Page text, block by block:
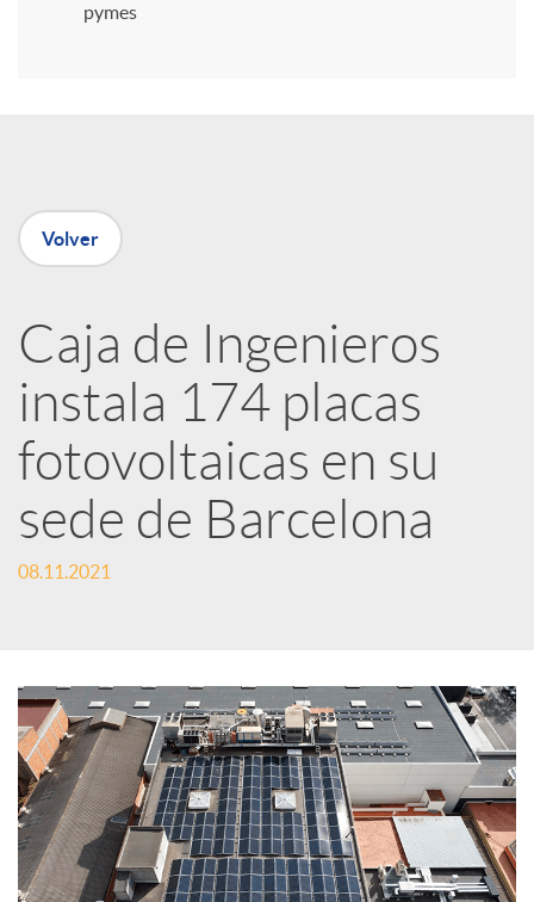
n
R
e
d
e
S
o
c
pymes
Volver
Caja de Ingenieros
instala 174 placas
fotovoltaicas en su
sede de Barcelona
08.11.2021